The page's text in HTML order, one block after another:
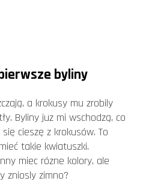
byliny
a krokusy mu zrobily
Byliny juz mi wschodzą, co
cieszę z krokusów. To
takie kwiatuszki.
miec rózne kolory, ale
zniosly zimno?